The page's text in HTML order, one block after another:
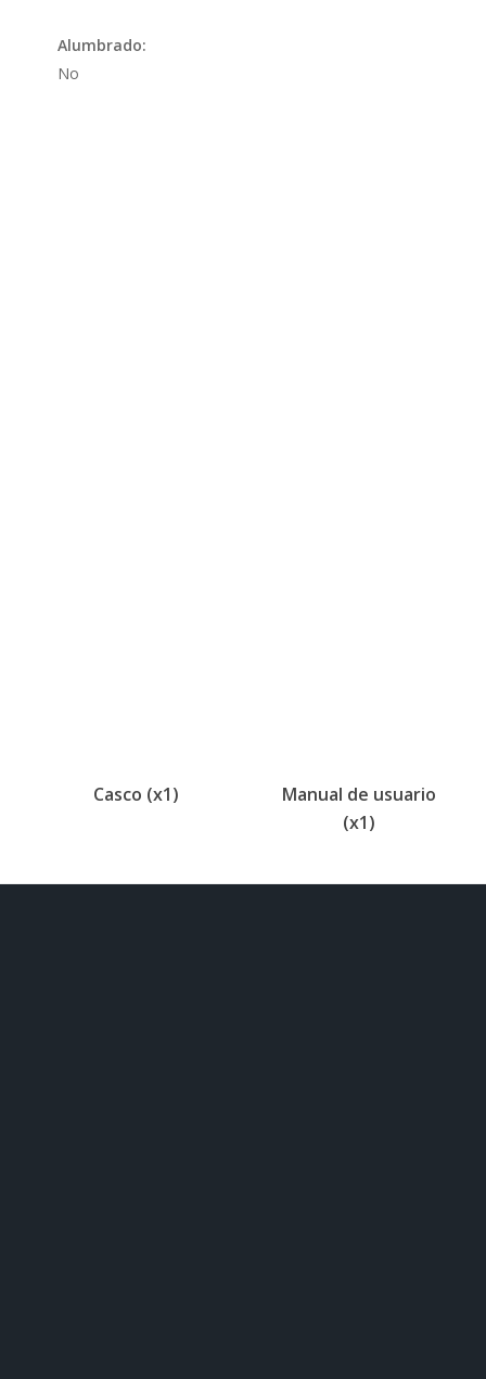
Alumbrado:
No
Casco (x1)
Manual de usuario
(x1)